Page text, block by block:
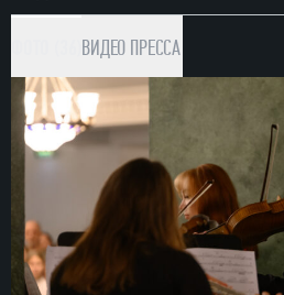
ВИДЕО ПРЕССА